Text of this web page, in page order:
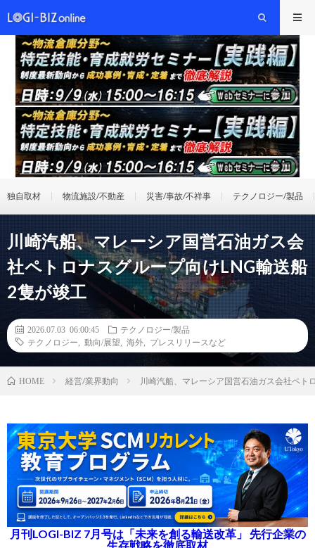
独自取材 物流施設/不動産 災害/事故/不祥事 テクノロジー/製品
川崎汽船、マレーシア国営石油ガス会
社ペトロナスグループ向けLNG輸送船
2隻が竣工
2026.07.03 06:00:45
テクノロジー/製品
テクノロジー
動向/展望 海外 プレスリリースなど
HOME 経営/業界動向 川崎汽船、マレーシア国営石油ガス会社ペト
月刊LOGI-BIZ 7月号は「未来を創る輸送改革」 先行企業の
生存戦略を徹底取材